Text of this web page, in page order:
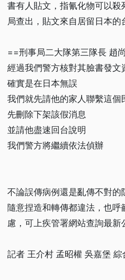
書有人貼文，指氰化物可以殺
局查出，貼文來自居留日本的
==刑事局二大隊第三隊長 趙
經過我們警方核對其臉書發文
確實是在日本無誤
我們就先請他的家人聯繫這個
先刪除下架該假消息
並請他盡速回台說明
我們警方將繼續依法偵辦
不論誤傳病例還是亂傳不對的
隨意捏造和轉傳都違法，也呼
慮，可上疾管署網站查詢最新
記者 王介村 孟昭權 吳嘉堡 綜